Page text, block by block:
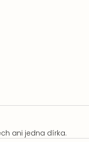
ani jedna dírka.